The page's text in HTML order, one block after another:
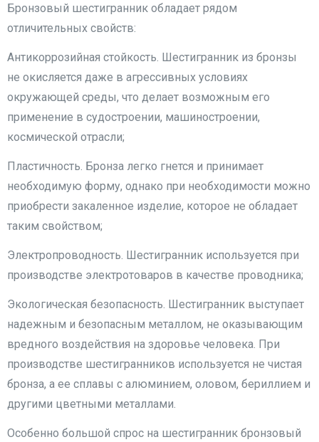
Бронзовый шестигранник обладает рядом
отличительных свойств:
Антикоррозийная стойкость. Шестигранник из бронзы
не окисляется даже в агрессивных условиях
окружающей среды, что делает возможным его
применение в судостроении, машиностроении,
космической отрасли;
Пластичность. Бронза легко гнется и принимает
необходимую форму, однако при необходимости можно
приобрести закаленное изделие, которое не обладает
таким свойством;
Электропроводность. Шестигранник используется при
производстве электротоваров в качестве проводника;
Экологическая безопасность. Шестигранник выступает
надежным и безопасным металлом, не оказывающим
вредного воздействия на здоровье человека. При
производстве шестигранников используется не чистая
бронза, а ее сплавы с алюминием, оловом, бериллием и
другими цветными металлами.
Особенно большой спрос на шестигранник бронзовый